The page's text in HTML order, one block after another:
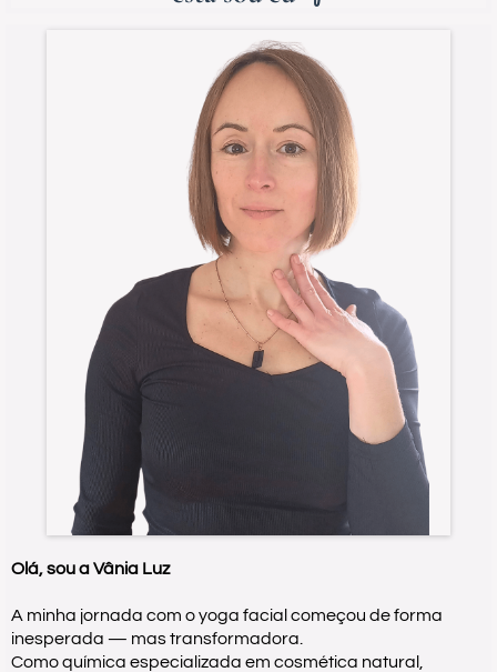
Olá, sou a Vânia Luz
A minha jornada com o yoga facial começou de forma
inesperada — mas transformadora.
Como química especializada em cosmética natural,